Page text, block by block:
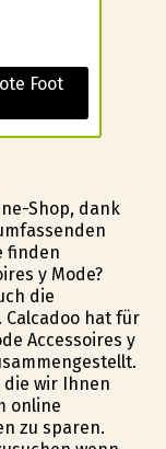
Foot
Shop, dank
finden
y Mode?
die
hat für
Accessoires y
die wir Ihnen
online
zu sparen.